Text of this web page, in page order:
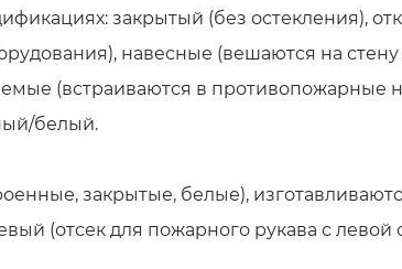
закрытый (без остекления),
навесные (вешаются на
(встраиваются в противопожарные
белый.
закрытые, белые),
(отсек для пожарного рукава с левой